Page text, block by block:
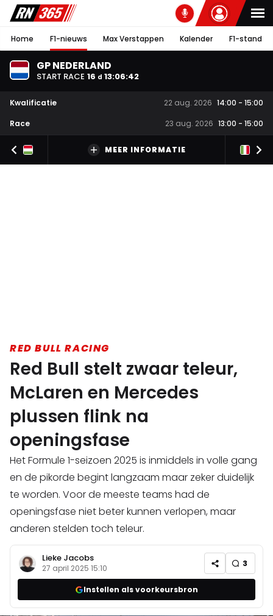
Home F1-nieuws Max Verstappen Kalender F1-stand
GP NEDERLAND
START RACE 16 d 13:06:41
Kwalificatie 22 aug. 2026 14:00 - 15:00
Race
23 aug. 2026 13:00 - 15:00
MEER INFORMATIE
RED BULL RACING
Red Bull stelt zwaar teleur,
McLaren en Mercedes
plussen flink na
openingsfase
Het Formule 1-seizoen 2025 is inmiddels in volle gang
en de pikorde begint langzaam maar zeker duidelijk
te worden. Voor de meeste teams had de
openingsfase niet beter kunnen verlopen, maar
anderen stelden toch teleur.
Lieke Jacobs
27 april 2025 15:10 3
Instellen als voorkeursbron